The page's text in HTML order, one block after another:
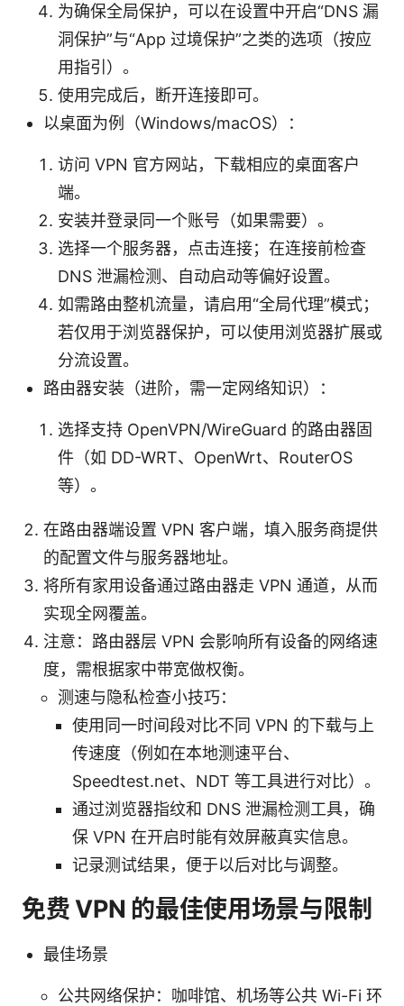
为确保全局保护，可以在设置中开启“DNS 漏
洞保护”与“App 过境保护”之类的选项（按应
用指引）。
使用完成后，断开连接即可。
以桌面为例（Windows/macOS）：
访问 VPN 官方网站，下载相应的桌面客户
端。
安装并登录同一个账号（如果需要）。
选择一个服务器，点击连接；在连接前检查
DNS 泄漏检测、自动启动等偏好设置。
如需路由整机流量，请启用“全局代理”模式；
若仅用于浏览器保护，可以使用浏览器扩展或
分流设置。
路由器安装（进阶，需一定网络知识）：
选择支持 OpenVPN/WireGuard 的路由器固
件（如 DD-WRT、OpenWrt、RouterOS
等）。
在路由器端设置 VPN 客户端，填入服务商提供
的配置文件与服务器地址。
将所有家用设备通过路由器走 VPN 通道，从而
实现全网覆盖。
注意：路由器层 VPN 会影响所有设备的网络速
度，需根据家中带宽做权衡。
测速与隐私检查小技巧：
使用同一时间段对比不同 VPN 的下载与上
传速度（例如在本地测速平台、
Speedtest.net、NDT 等工具进行对比）。
通过浏览器指纹和 DNS 泄漏检测工具，确
保 VPN 在开启时能有效屏蔽真实信息。
记录测试结果，便于以后对比与调整。
免费 VPN 的最佳使用场景与限制
最佳场景
公共网络保护：咖啡馆、机场等公共 Wi-Fi 环